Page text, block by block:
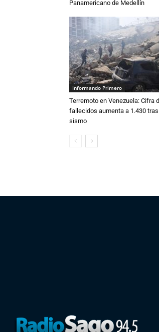
Panamericano de Medellín
Informando Primero
Terremoto en Venezuela: Cifra
fallecidos aumenta a 1.430
sismo